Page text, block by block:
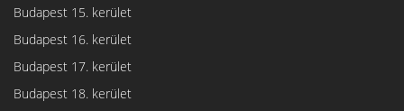
Budapest 15. kerület
Budapest 16. kerület
Budapest 17. kerület
Budapest 18. kerület